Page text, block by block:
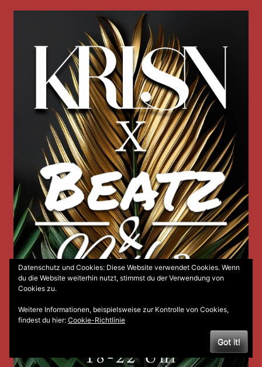
Datenschutz und Cookies: Diese Website verwendet Cookies. Wenn
du die Website weiterhin nutzt, stimmst du der Verwendung von
Cookies zu.
Weitere Informationen, beispielsweise zur Kontrolle von Cookies,
findest du hier: Cookie-Richtlinie